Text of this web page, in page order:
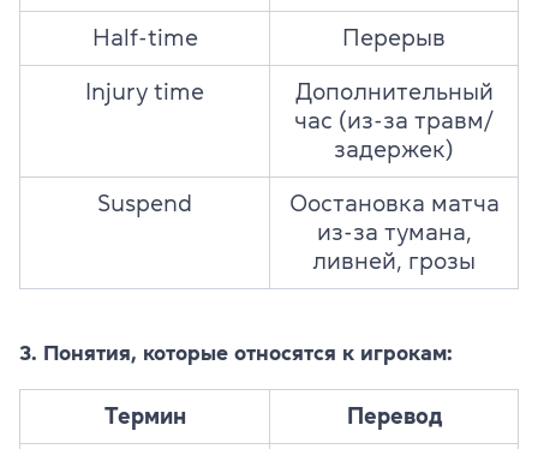
Half-time Перерыв
Injury time
Дополнительный
час (из-за травм/
задержек)
Suspend
Оостановка матча
из-за тумана,
ливней, грозы
3. Понятия, которые относятся к игрокам:
Термин Перевод